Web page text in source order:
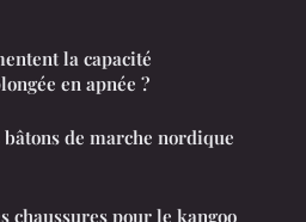
la capacité
en apnée ?
de marche nordique
chaussures pour le kangoo